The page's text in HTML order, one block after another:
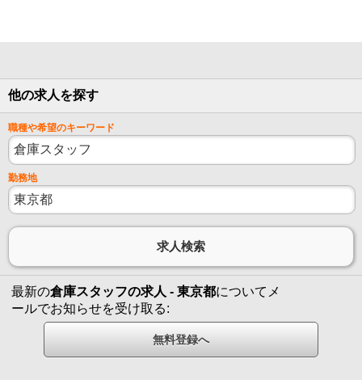
他の求人を探す
職種や希望のキーワード
勤務地
最新の倉庫スタッフの求人 - 東京都についてメ
ールでお知らせを受け取る: